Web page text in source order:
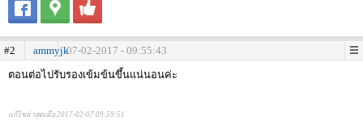
#2 ammyjk07-02-2017 - 09:55:43
ตอนต่อไปรับรองเข้มข้นขึ้นแน่นอนค่ะ
แก้ไขล่าสุดเมื่อ 2017-02-07 09:59:51